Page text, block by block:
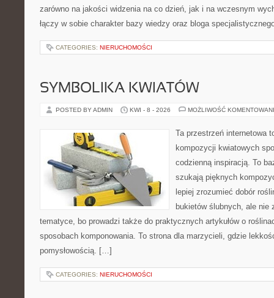
zarówno na jakości widzenia na co dzień, jak i na wczesnym
łączy w sobie charakter bazy wiedzy oraz bloga
CATEGORIES: NIERUCHOMOŚCI
SYMBOLIKA KWIATÓW
POSTED BY ADMIN KWI - 8 - 2026 MOŻLIWOŚĆ
Ta przestrzeń internetowa
kompozycji kwiatowych
codzienną inspiracją. To
szukają pięknych
lepiej zrozumieć dobór
bukietów ślubnych, ale nie
tematyce, bo prowadzi także do praktycznych artykułów o
sposobach komponowania. To strona dla marzycieli, gdzie
pomysłowością. […]
CATEGORIES: NIERUCHOMOŚCI